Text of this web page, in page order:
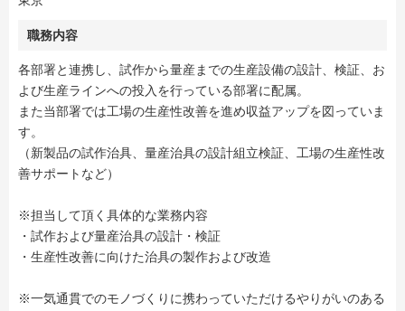
職務内容
各部署と連携し、試作から量産までの生産設備の設計、検証、お
よび生産ラインへの投入を行っている部署に配属。
また当部署では工場の生産性改善を進め収益アップを図っていま
す。
（新製品の試作治具、量産治具の設計組立検証、工場の生産性改
善サポートなど）
※担当して頂く具体的な業務内容
・試作および量産治具の設計・検証
・生産性改善に向けた治具の製作および改造
※一気通貫でのモノづくりに携わっていただけるやりがいのある